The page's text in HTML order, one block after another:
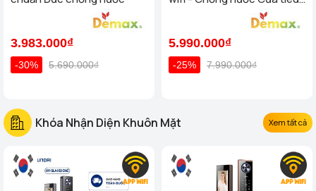
3.983.000₫
-30% 5.690.000₫
5.990.000₫
-25% 7.990.000₫
Khóa Nhận Diện Khuôn Mặt Xem tất cả